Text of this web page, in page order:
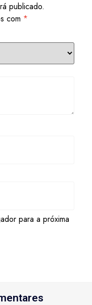
publicado.
com *
para a próxima